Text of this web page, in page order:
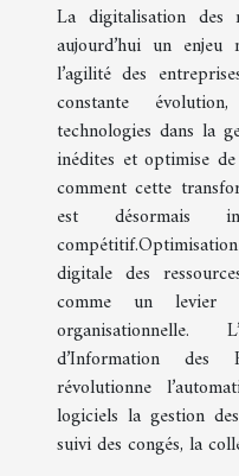
La digitalisation des
aujourd’hui un
l’agilité des
constante
technologies dans la
inédites et optimise
comment cette
est désormais
digitale des
comme un levier
organisationnelle.
d’Information des
révolutionne
logiciels la gestion
suivi des congés, la